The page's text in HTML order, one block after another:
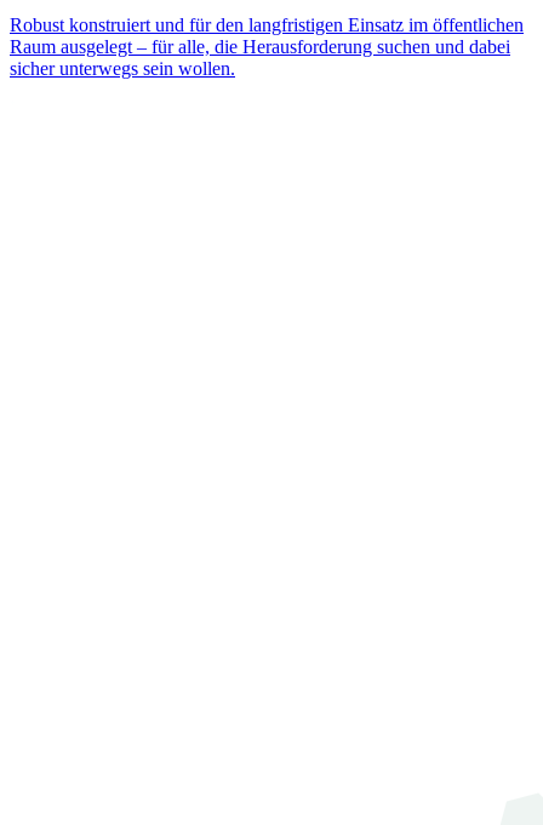
Robust konstruiert und für den langfristigen Einsatz im öffentlichen
Raum ausgelegt – für alle, die Herausforderung suchen und dabei
sicher unterwegs sein wollen.